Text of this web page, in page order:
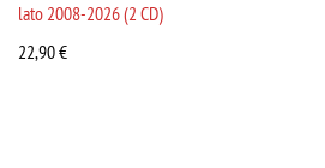
lato 2008-2026 (2 CD)
22,90€